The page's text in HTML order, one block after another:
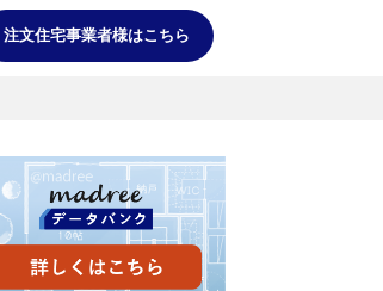
注文住宅事業者様はこちら